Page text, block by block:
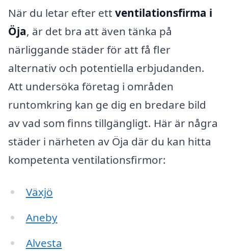
När du letar efter ett ventilationsfirma i
Öja, är det bra att även tänka på
närliggande städer för att få fler
alternativ och potentiella erbjudanden.
Att undersöka företag i områden
runtomkring kan ge dig en bredare bild
av vad som finns tillgängligt. Här är några
städer i närheten av Öja där du kan hitta
kompetenta ventilationsfirmor:
Växjö
Aneby
Alvesta